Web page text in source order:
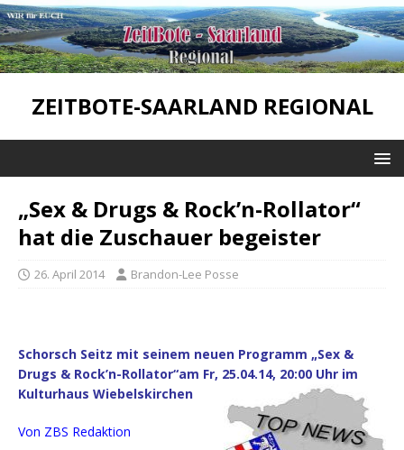
ZEITBOTE-SAARLAND REGIONAL
„Sex & Drugs & Rock’n-Rollator“
hat die Zuschauer begeister
26. April 2014 Brandon-Lee Posse
Schorsch Seitz mit seinem neuen Programm „Sex &
Drugs & Rock’n-Rollator“am Fr, 25.04.14, 20:00 Uhr im
Kulturhaus Wiebelskirchen
Von ZBS Redaktion